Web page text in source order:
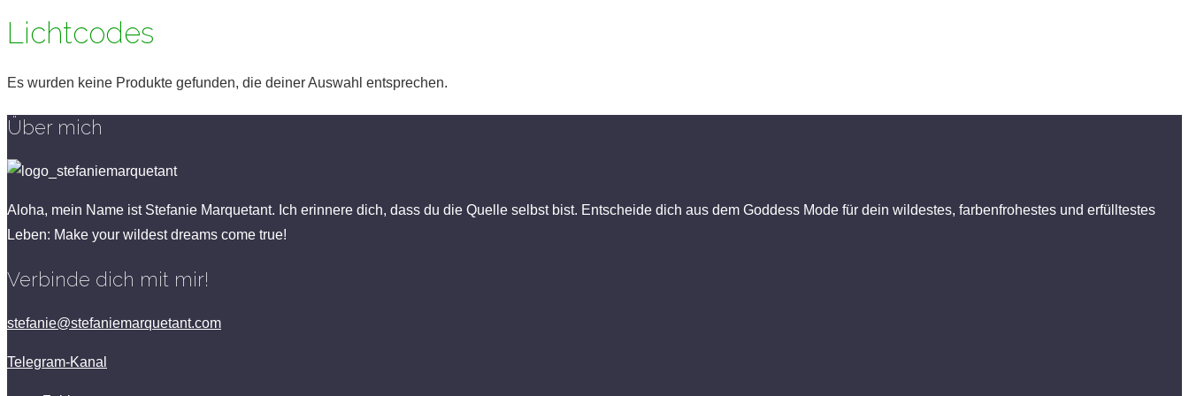
Lichtcodes
Es wurden keine Produkte gefunden, die deiner Auswahl entsprechen.
Über mich
Aloha, mein Name ist Stefanie Marquetant. Ich erinnere dich, dass du die Quelle selbst bist. Entscheide dich aus dem Goddess Mode für dein wildestes, farbenfrohestes und erfülltestes
Leben: Make your wildest dreams come true!
Verbinde dich mit mir!
stefanie@stefaniemarquetant.com
Telegram-Kanal